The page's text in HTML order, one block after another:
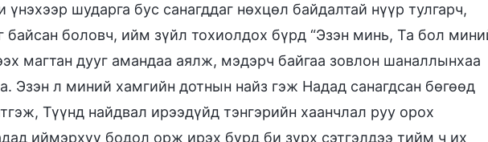
шударга бус санагддаг нөхцөл байдалтай нүүр тулгарч,
байсан боловч, ийм зүйл тохиолдох бүрд “Эзэн минь, Та бол
магтан дууг амандаа аялж, мэдэрч байгаа зовлон шаналлынхаа
Эзэн л миний хамгийн дотнын найз гэж Надад санагдсан бөгөөд
Түүнд найдвал ирээдүйд тэнгэрийн хаанчлал руу орох
иймэрхүү бодол орж ирэх бүрд би зүрх сэтгэлдээ тийм ч их